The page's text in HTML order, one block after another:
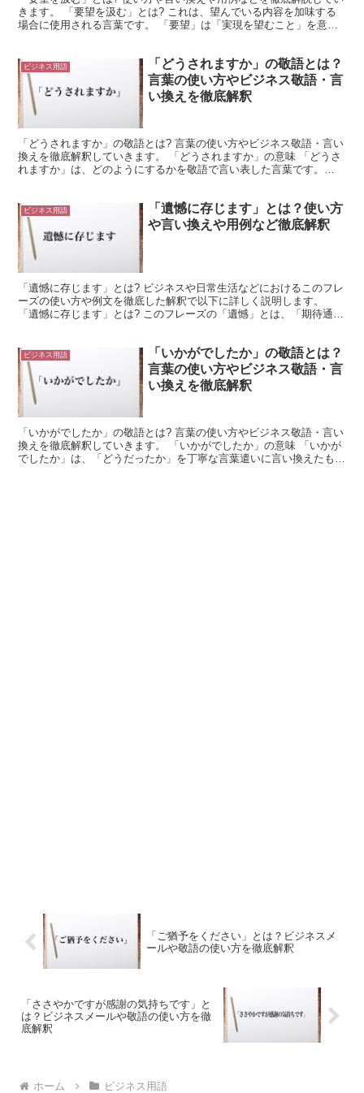
きます。 「要望を汲む」とは? これは、望んでいる内容を加味する
場合に使用される言葉です。 「要望」は「実現を望むこと」を意味
ビジネス用語
「どうされますか」の敬語とは？
言葉の使い方やビジネス敬語・言
い換えを徹底解釈
「どうされますか」の敬語とは? 言葉の使い方やビジネス敬語・言い
換えを徹底解釈していきます。 「どうされますか」の意味 「どうさ
れますか」は、どのようにするかを敬語で言い表した言葉です。
ビジネス用語
「遺憾に存じます」とは？使い方
や言い換えや用例など徹底解釈
「遺憾に存じます」とは? ビジネスや日常生活などにおけるこのフレ
ーズの使い方や例文を徹底した解釈で以下に詳しく説明します。
「遺憾に存じます」とは? このフレーズの「遺憾」とは、「期待通り
ビジネス用語
「いかがでしたか」の敬語とは？
言葉の使い方やビジネス敬語・言
い換えを徹底解釈
「いかがでしたか」の敬語とは? 言葉の使い方やビジネス敬語・言い
換えを徹底解釈していきます。 「いかがでしたか」の意味 「いかが
でしたか」は、「どうだったか」を丁寧な言葉遣いに言い換えたもの
「ご猶予をください」とは？ビジネスメ
ールや敬語の使い方を徹底解釈
「ささやかですが感謝の気持ちです」と
は？ビジネスメールや敬語の使い方を徹
底解釈
ホーム ビジネス用語